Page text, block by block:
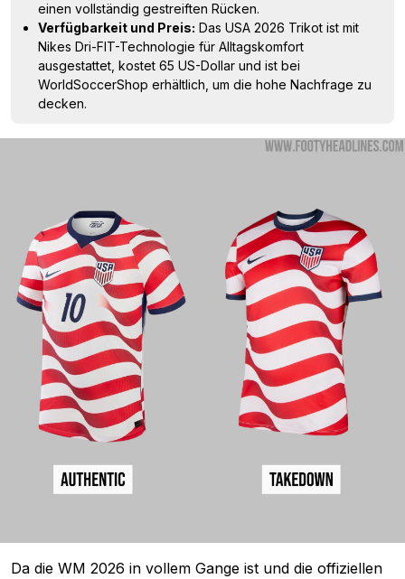
einen vollständig gestreiften Rücken.
Verfügbarkeit und Preis: Das USA 2026 Trikot ist mit
Nikes Dri-FIT-Technologie für Alltagskomfort
ausgestattet, kostet 65 US-Dollar und ist bei
WorldSoccerShop erhältlich, um die hohe Nachfrage zu
decken.
Da die WM 2026 in vollem Gange ist und die offiziellen